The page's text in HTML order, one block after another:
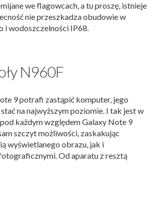
we flagowcach, a tu proszę, istnieje
nie przeszkadza obudowie w
i wodoszczelności IP68.
N960F
9 potrafi zastąpić komputer, jego
na najwyższym poziomie. I tak jest w
każdym względem Galaxy Note 9
szczyt możliwości, zaskakując
wyświetlanego obrazu, jak i
Od aparatu z resztą